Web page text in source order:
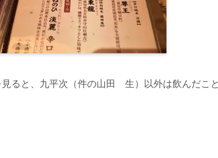
見ると、九平次（件の山田 生）以外は飲んだこと